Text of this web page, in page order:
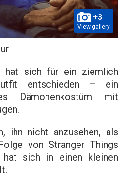
+3
View gallery
hat sich für ein ziemlich
entschieden – ein
Dämonenkostüm mit
ihn nicht anzusehen, als
von Stranger Things
hat sich in einen kleinen